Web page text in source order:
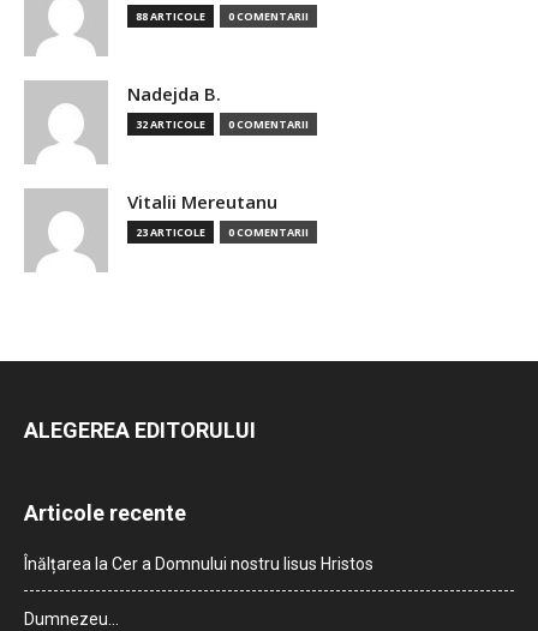
88 ARTICOLE 0 COMENTARII
Nadejda B.
32 ARTICOLE 0 COMENTARII
Vitalii Mereutanu
23 ARTICOLE 0 COMENTARII
ALEGEREA EDITORULUI
Articole recente
Înălțarea la Cer a Domnului nostru Iisus Hristos
Dumnezeu…